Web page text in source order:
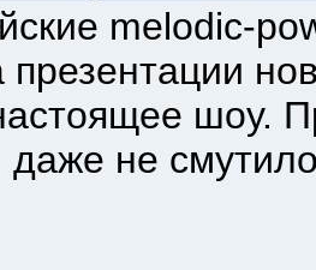
melodic-
презентации
шоу.
не